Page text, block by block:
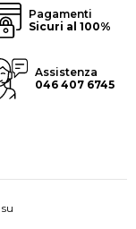
Pagamenti
Sicuri al 100%
Assistenza
046 407 6745
su